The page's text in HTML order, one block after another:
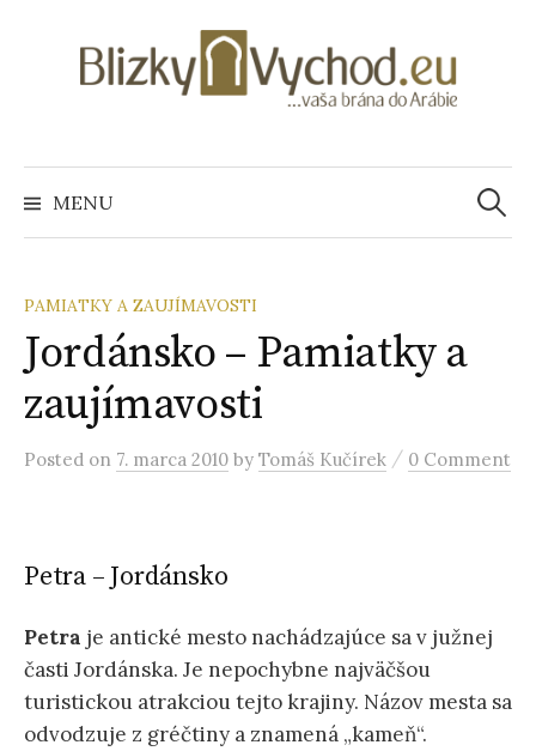
c
o
t
e
n
t
MENU H
a
PAMIATKY A ZAUJÍMAVOSTI
Jordánsko – Pamiatky a
zaujímavosti
Posted on 7. marca 2010 by Tomáš Kučírek / 0 Comment
Petra – Jordánsko
Petra je antické mesto nachádzajúce sa v južnej
časti Jordánska. Je nepochybne najväčšou
turistickou atrakciou tejto krajiny. Názov mesta sa
odvodzuje z gréčtiny a znamená „kameň“.